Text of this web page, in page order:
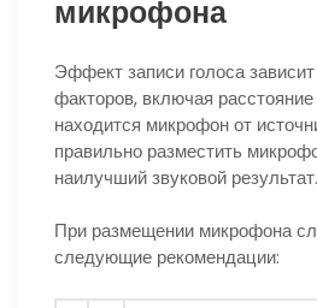
микрофона
Эффект записи голоса
факторов, включая
находится микрофон от
правильно разместить
наилучший звуковой результат.
При размещении микрофона
следующие рекомендации: